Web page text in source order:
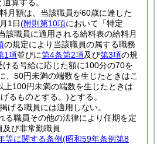
算する。
月額は、当該職員が60歳に達した
1日(附則第10項において「特定
該職員に適用される給料表の給料月
の規定により当該職員の属する職務
1項並びに第4条第2項及び第3項の規
る号給に応じた額に100分の70を
、50円未満の端数を生じたときはこ
上100円未満の端数を生じたときは
るものとする。)とする。
げる職員には適用しない。
る職員その他の法律により任期を定
び非常勤職員
等に関する条例(昭和59年条例第8